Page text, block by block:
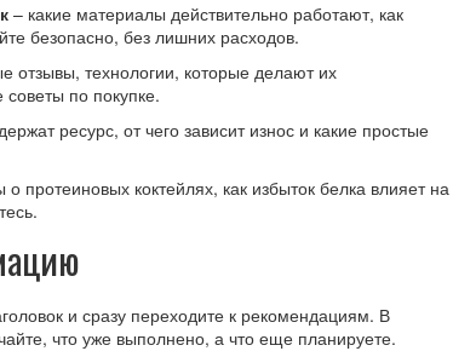
– какие материалы действительно работают, как
безопасно, без лишних расходов.
отзывы, технологии, которые делают их
по покупке.
ресурс, от чего зависит износ и какие простые
протеиновых коктейлях, как избыток белка влияет на
и сразу переходите к рекомендациям. В
что уже выполнено, а что еще планируете.